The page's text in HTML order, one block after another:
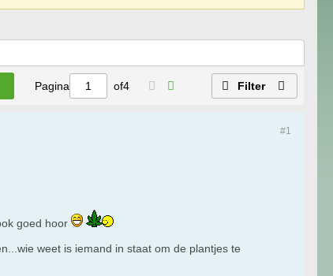
Pagina of4 Filter
#1
goed hoor
weet is iemand in staat om de plantjes te